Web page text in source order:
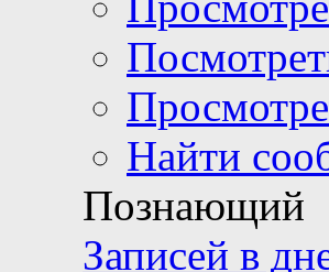
Найти
Познающий
Записей в